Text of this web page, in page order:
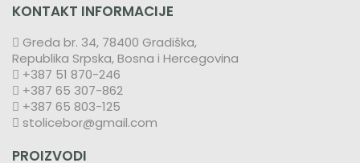
KONTAKT INFORMACIJE
Greda br. 34, 78400 Gradiška,
Republika Srpska, Bosna i Hercegovina
+387 51 870-246
+387 65 307-862
+387 65 803-125
stolicebor@gmail.com
PROIZVODI